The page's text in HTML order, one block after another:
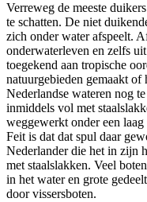
Verreweg de meeste
te schatten. De niet
zich onder water afspeelt.
onderwaterleven en zelfs
toegekend aan tropische
natuurgebieden gemaakt
Nederlandse wateren nog
inmiddels vol met
weggewerkt onder een
Feit is dat dat spul daar
Nederlander die het in zijn
met staalslakken. Veel
in het water en grote
door vissersboten.